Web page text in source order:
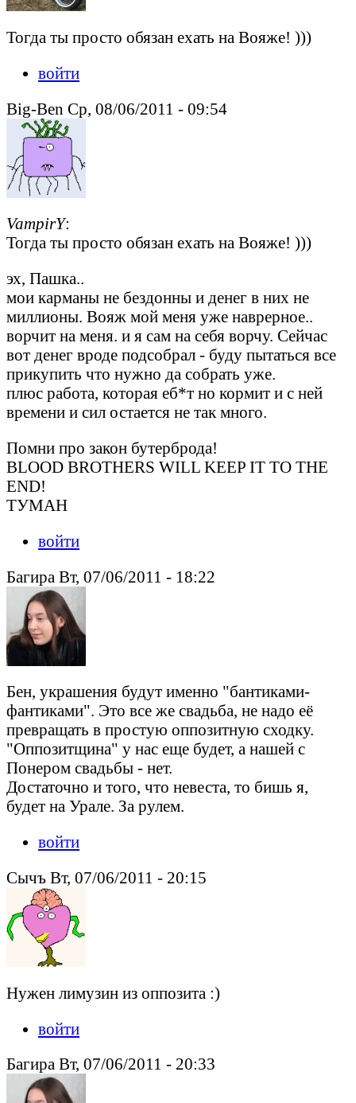
Тогда ты просто обязан ехать на Вояже! )))
войти
Big-Ben Ср, 08/06/2011 - 09:54
VampirY:
Тогда ты просто обязан ехать на Вояже! )))
эх, Пашка..
мои карманы не бездонны и денег в них не
миллионы. Вояж мой меня уже наврерное..
ворчит на меня. и я сам на себя ворчу. Сейчас
вот денег вроде подсобрал - буду пытаться все
прикупить что нужно да собрать уже.
плюс работа, которая еб*т но кормит и с ней
времени и сил остается не так много.
Помни про закон бутерброда!
BLOOD BROTHERS WILL KEEP IT TO THE
END!
ТУМАН
войти
Багира Вт, 07/06/2011 - 18:22
Бен, украшения будут именно "бантиками-
фантиками". Это все же свадьба, не надо её
превращать в простую оппозитную сходку.
"Оппозитщина" у нас еще будет, а нашей с
Понером свадьбы - нет.
Достаточно и того, что невеста, то бишь я,
будет на Урале. За рулем.
войти
Сычъ Вт, 07/06/2011 - 20:15
Нужен лимузин из оппозита :)
войти
Багира Вт, 07/06/2011 - 20:33